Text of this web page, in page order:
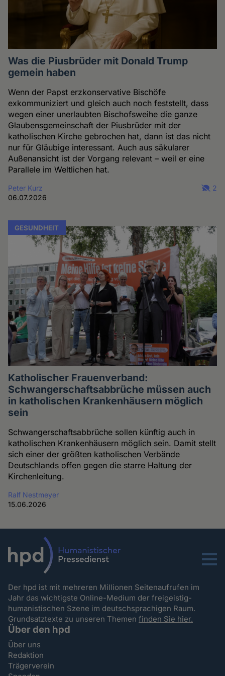
Was die Piusbrüder mit Donald Trump
gemein haben
Wenn der Papst erzkonservative Bischöfe
exkommuniziert und gleich auch noch feststellt, dass
wegen einer unerlaubten Bischofsweihe die ganze
Glaubensgemeinschaft der Piusbrüder mit der
katholischen Kirche gebrochen hat, dann ist das nicht
nur für Gläubige interessant. Auch aus säkularer
Außenansicht ist der Vorgang relevant – weil er eine
Parallele im Weltlichen hat.
Peter Kurz
06.07.2026
2
GESUNDHEIT
Katholischer Frauenverband:
Schwangerschaftsabbrüche müssen auch
in katholischen Krankenhäusern möglich
sein
Schwangerschaftsabbrüche sollen künftig auch in
katholischen Krankenhäusern möglich sein. Damit stellt
sich einer der größten katholischen Verbände
Deutschlands offen gegen die starre Haltung der
Kirchenleitung.
Ralf Nestmeyer
15.06.2026
Menu
Der hpd ist mit mehreren Millionen Seitenaufrufen im
Jahr das wichtigste Online-Medium der freigeistig-
humanistischen Szene im deutschsprachigen Raum.
Grundsatztexte zu unseren Themenfinden Sie hier.
Über den hpd
Über uns
Redaktion
Trägerverein